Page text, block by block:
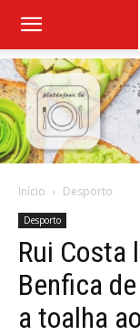
Início Desporto
Desporto
Rui Costa
Benfica
a toalha